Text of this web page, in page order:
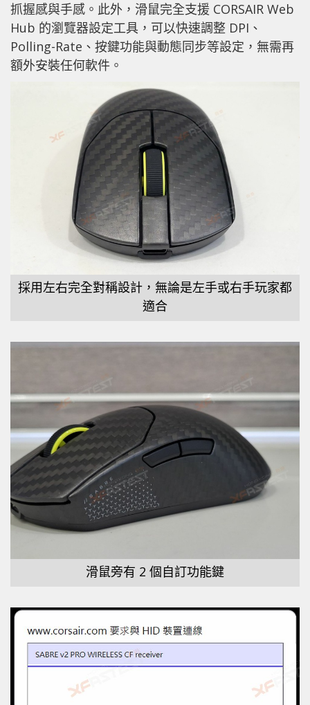
抓握感與手感。此外，滑鼠完全支援 CORSAIR Web
Hub 的瀏覽器設定工具，可以快速調整 DPI、
Polling-Rate、按鍵功能與動態同步等設定，無需再
額外安裝任何軟件。
採用左右完全對稱設計，無論是左手或右手玩家都
適合
滑鼠旁有 2 個自訂功能鍵